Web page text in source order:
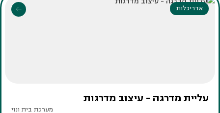
אדריכלות
עליית מדרגה - עיצוב מדרגות
מערכת בית ונוי